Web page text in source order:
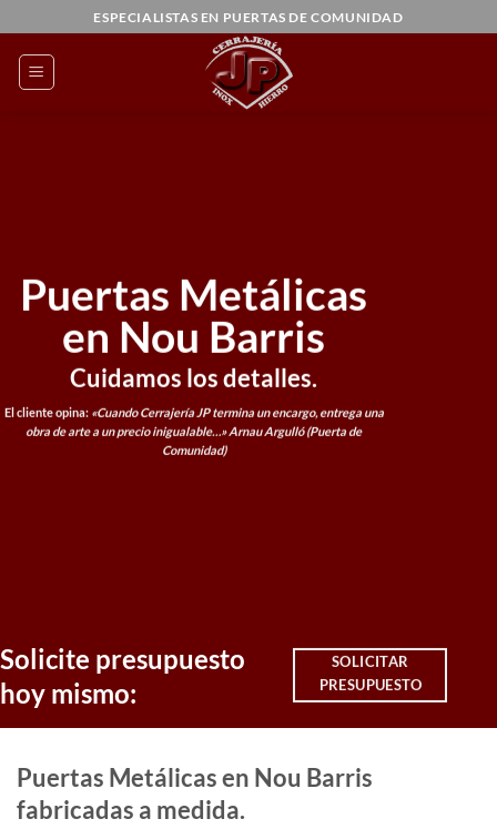
al
contenido
ESPECIALISTAS EN PUERTAS DE COMUNIDAD
Puertas Metálicas
en Nou Barris
Cuidamos los detalles.
El cliente opina: «Cuando Cerrajería JP termina un encargo, entrega una
obra de arte a un precio inigualable…»Arnau Argulló (Puerta de
Comunidad)
Solicite presupuesto
hoy mismo:
SOLICITAR
PRESUPUESTO
Puertas Metálicas en Nou Barris
fabricadas a medida.